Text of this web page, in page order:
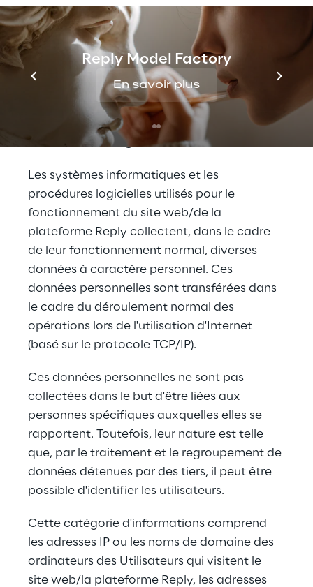
Reply Model Factory
En savoir plus
Reply, comme décrit ci-dessous.
Le contrôleur de données (ou l'entreprise
couverte) est Reply S.p.A. (siège social :
Corso Francia 110, Torino - Italie)
Types de données traitées
Données de navigation
Les systèmes informatiques et les
procédures logicielles utilisés pour le
fonctionnement du site web/de la
plateforme Reply collectent, dans le cadre
de leur fonctionnement normal, diverses
données à caractère personnel. Ces
données personnelles sont transférées dans
le cadre du déroulement normal des
opérations lors de l'utilisation d'Internet
(basé sur le protocole TCP/IP).
Ces données personnelles ne sont pas
collectées dans le but d'être liées aux
personnes spécifiques auxquelles elles se
rapportent. Toutefois, leur nature est telle
que, par le traitement et le regroupement de
données détenues par des tiers, il peut être
possible d'identifier les utilisateurs.
Cette catégorie d'informations comprend
les adresses IP ou les noms de domaine des
ordinateurs des Utilisateurs qui visitent le
site web/la plateforme Reply, les adresses